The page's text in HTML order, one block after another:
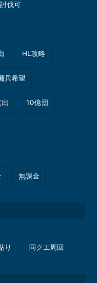
伐可
HL攻略
兵希望
10億団
無課金
り 同クエ周回